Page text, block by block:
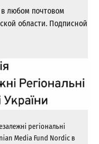
в любом почтовом
области. Подписной
регіональні
Media Fund Nordic в